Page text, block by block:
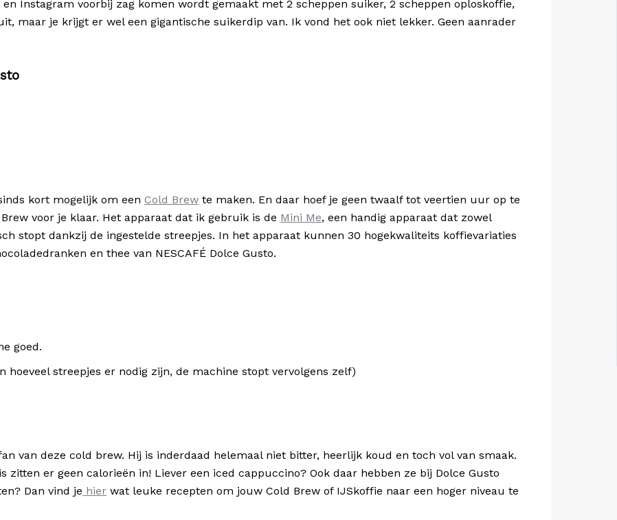
Instagram voorbij zag komen wordt gemaakt met 2 scheppen suiker, 2 scheppen oploskoffie,
maar je krijgt er wel een gigantische suikerdip van. Ik vond het ook niet lekker. Geen aanrader
kort mogelijk om een Cold Brew te maken. En daar hoef je geen twaalf tot veertien uur op te
voor je klaar. Het apparaat dat ik gebruik is de Mini Me, een handig apparaat dat zowel
stopt dankzij de ingestelde streepjes. In het apparaat kunnen 30 hogekwaliteits koffievariaties
en thee van NESCAFÉ Dolce Gusto.
goed.
hoeveel streepjes er nodig zijn, de machine stopt vervolgens zelf)
van deze cold brew. Hij is inderdaad helemaal niet bitter, heerlijk koud en toch vol van smaak.
er geen calorieën in! Liever een iced cappuccino? Ook daar hebben ze bij Dolce Gusto
Dan vind je hier wat leuke recepten om jouw Cold Brew of IJSkoffie naar een hoger niveau te